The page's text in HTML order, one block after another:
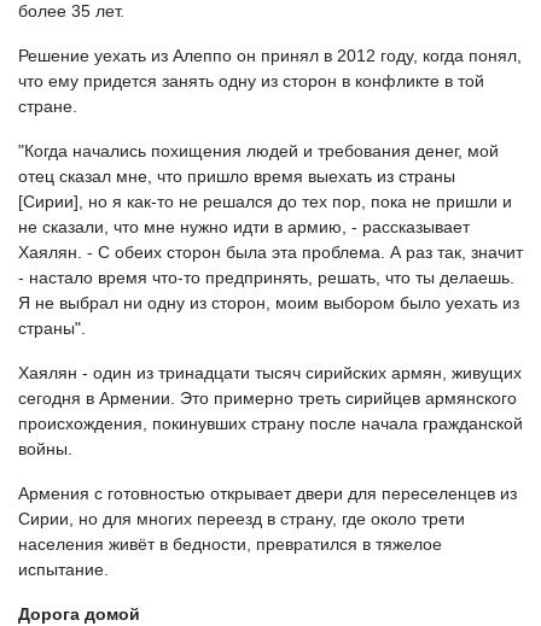
более 35 лет.
Решение уехать из Алеппо он принял в 2012 году, когда понял,
что ему придется занять одну из сторон в конфликте в той
стране.
"Когда начались похищения людей и требования денег, мой
отец сказал мне, что пришло время выехать из страны
[Сирии], но я как-то не решался до тех пор, пока не пришли и
не сказали, что мне нужно идти в армию, - рассказывает
Хаялян. - С обеих сторон была эта проблема. А раз так, значит
- настало время что-то предпринять, решать, что ты делаешь.
Я не выбрал ни одну из сторон, моим выбором было уехать из
страны".
Хаялян - один из тринадцати тысяч сирийских армян, живущих
сегодня в Армении. Это примерно треть сирийцев армянского
происхождения, покинувших страну после начала гражданской
войны.
Армения с готовностью открывает двери для переселенцев из
Сирии, но для многих переезд в страну, где около трети
населения живёт в бедности, превратился в тяжелое
испытание.
Дорога домой